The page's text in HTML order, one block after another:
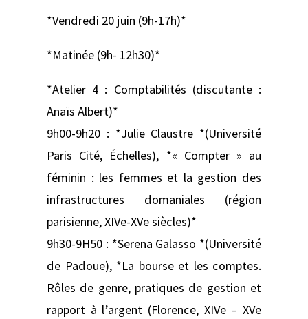
*Vendredi 20 juin (9h-17h)*
*Matinée (9h- 12h30)*
*Atelier 4 : Comptabilités (discutante :
Anaïs Albert)*
9h00-9h20 : *Julie Claustre *(Université
Paris Cité, Échelles), *« Compter » au
féminin : les femmes et la gestion des
infrastructures domaniales (région
parisienne, XIVe-XVe siècles)*
9h30-9H50 : *Serena Galasso *(Université
de Padoue), *La bourse et les comptes.
Rôles de genre, pratiques de gestion et
rapport à l’argent (Florence, XIVe – XVe